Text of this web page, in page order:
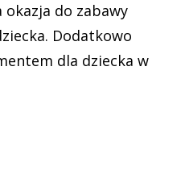
okazja do zabawy
Dodatkowo
dla dziecka w